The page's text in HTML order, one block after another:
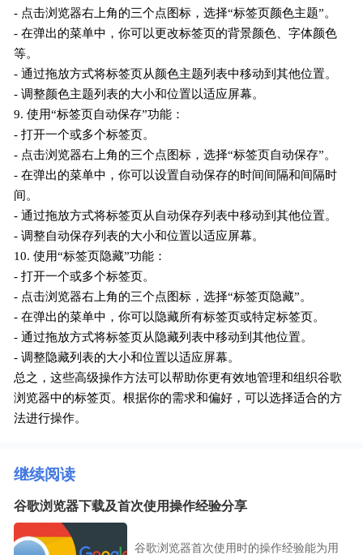
- 点击浏览器右上角的三个点图标，选择“标签页颜色主题”。
- 在弹出的菜单中，你可以更改标签页的背景颜色、字体颜色
等。
- 通过拖放方式将标签页从颜色主题列表中移动到其他位置。
- 调整颜色主题列表的大小和位置以适应屏幕。
9. 使用“标签页自动保存”功能：
- 打开一个或多个标签页。
- 点击浏览器右上角的三个点图标，选择“标签页自动保存”。
- 在弹出的菜单中，你可以设置自动保存的时间间隔和间隔时
间。
- 通过拖放方式将标签页从自动保存列表中移动到其他位置。
- 调整自动保存列表的大小和位置以适应屏幕。
10. 使用“标签页隐藏”功能：
- 打开一个或多个标签页。
- 点击浏览器右上角的三个点图标，选择“标签页隐藏”。
- 在弹出的菜单中，你可以隐藏所有标签页或特定标签页。
- 通过拖放方式将标签页从隐藏列表中移动到其他位置。
- 调整隐藏列表的大小和位置以适应屏幕。
总之，这些高级操作方法可以帮助你更有效地管理和组织谷歌
浏览器中的标签页。根据你的需求和偏好，可以选择适合的方
法进行操作。
继续阅读
谷歌浏览器下载及首次使用操作经验分享
谷歌浏览器首次使用时的操作经验能为用